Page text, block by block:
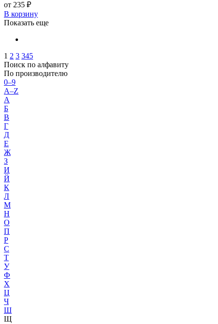
от 235 ₽
В корзину
Показать еще
1 2 3 345
Поиск по алфавиту
По производителю
0–9
A–Z
А
Б
В
Г
Д
Е
Ж
З
И
Й
К
Л
М
Н
О
П
Р
С
Т
У
Ф
Х
Ц
Ч
Ш
Щ